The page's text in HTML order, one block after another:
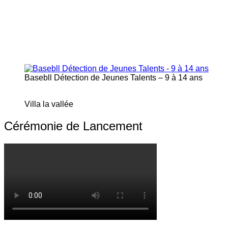
Basebll Détection de Jeunes Talents – 9 à 14 ans
Villa la vallée
Cérémonie de Lancement